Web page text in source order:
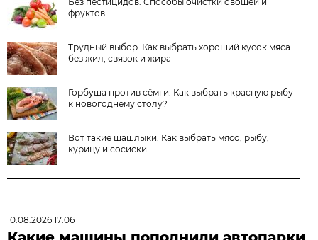
фруктов
Трудный выбор. Как выбрать хороший кусок мяса
без жил, связок и жира
Горбуша против сёмги. Как выбрать красную рыбу
к новогоднему столу?
Вот такие шашлыки. Как выбрать мясо, рыбу,
курицу и сосиски
10.08.2026 17:06